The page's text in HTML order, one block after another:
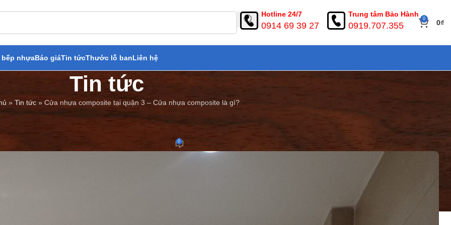
Hotline 24/7
0914 69 39 27
Trung tâm Bảo Hành
0919.707.355
0 0₫
bếp nhựaBáo giáTin tứcThước lỗ banLiên hệ
Tin tức
» Tin tức» Cửa nhựa composite tại quận 3 – Cửa nhựa composite là gì?
tại quận 3 – Cửa nhựa composite là gì?
0